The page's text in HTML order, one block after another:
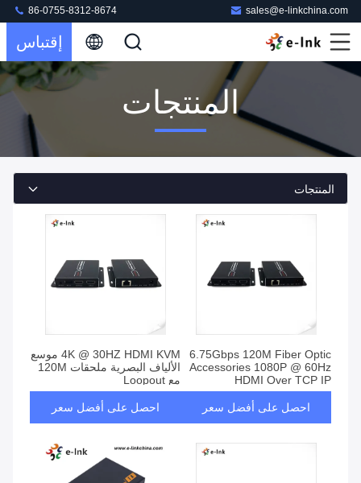
sales@e-linkchina.com
86-0755-8312-8674
إقتباس
المنتجات
المنتجات
6.75Gbps 120M Fiber Optic
Accessories 1080P @ 60Hz
HDMI Over TCP IP
احصل على أفضل سعر
4K @ 30HZ HDMI KVM موسع
الألياف البصرية ملحقات 120M
مع Loopout
احصل على أفضل سعر